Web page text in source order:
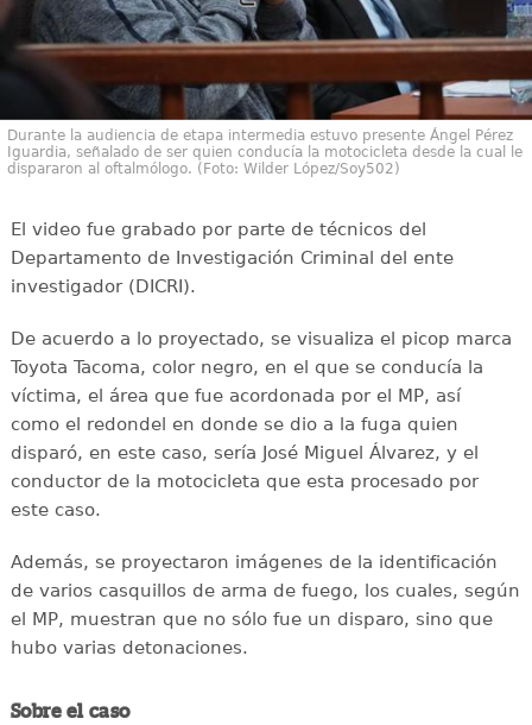
Durante la audiencia de etapa intermedia estuvo presente Ángel Pérez
Iguardia, señalado de ser quien conducía la motocicleta desde la cual le
dispararon al oftalmólogo. (Foto: Wilder López/Soy502)
El video fue grabado por parte de técnicos del
Departamento de Investigación Criminal del ente
investigador (DICRI).
De acuerdo a lo proyectado, se visualiza el picop marca
Toyota Tacoma, color negro, en el que se conducía la
víctima, el área que fue acordonada por el MP, así
como el redondel en donde se dio a la fuga quien
disparó, en este caso, sería José Miguel Álvarez, y el
conductor de la motocicleta que esta procesado por
este caso.
Además, se proyectaron imágenes de la identificación
de varios casquillos de arma de fuego, los cuales, según
el MP, muestran que no sólo fue un disparo, sino que
hubo varias detonaciones.
Sobre el caso